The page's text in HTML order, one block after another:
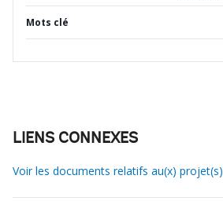
Mots clé
LIENS CONNEXES
Voir les documents relatifs au(x) projet(s)